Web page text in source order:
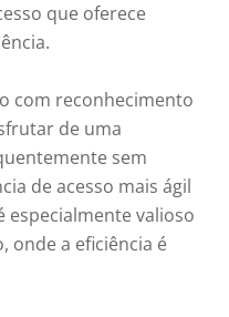
que oferece
com reconhecimento
de uma
sem
de acesso mais ágil
especialmente valioso
onde a eficiência é